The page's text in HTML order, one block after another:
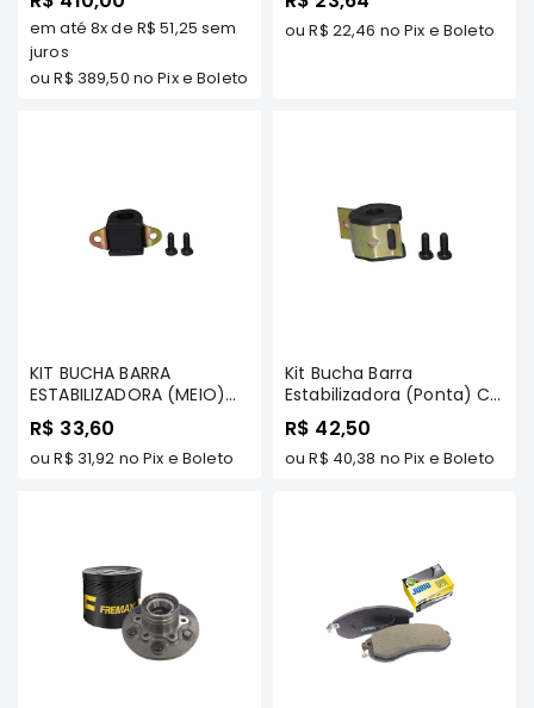
Elétrica
Acessórios
Montadoras
Corola
Hilux
BMW
FORD
Volvo
LAND
2006 (Quadrada) -
FREMAX
em até 8xde R$ 51,25 sem
juros
ouR$ 389,50 no Pix e Boleto
Outdoor/ Savana/ Pajero
Sport Tds - MT
ouR$ 22,46 no Pix e Boleto
KIT BUCHA BARRA
ESTABILIZADORA (MEIO)
C/ SUPORTE - L200 2.5
DIESEL GL/GLS/SAVANA
1996 ATÉ 2006
R$ 33,60
ouR$ 31,92 no Pix e Boleto
Kit Bucha Barra
Estabilizadora (Ponta) C/
Suporte - L200 Sport/
Hpe/ Outdoor/ Pajero
Sport Até 2006 - MT
R$ 42,50
ouR$ 40,38 no Pix e Boleto